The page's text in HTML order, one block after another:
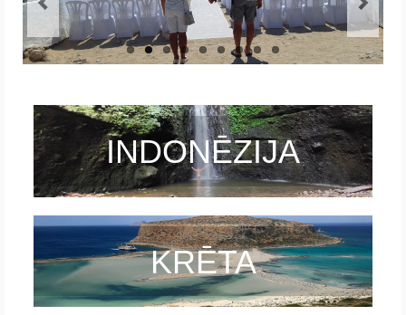
Portugāle
ASV
Melnkalne
Grieķija
Krēta
Francija
Itālija
INDONĒZIJA
KRĒTA